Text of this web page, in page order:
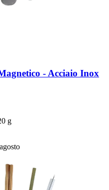
-​ Acciaio Inox
g